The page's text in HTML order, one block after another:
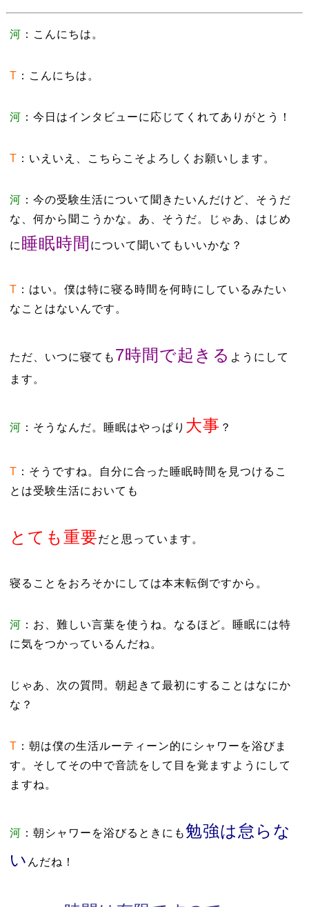
河 ：こんにちは。
T ：こんにちは。
河 ：今日はインタビューに応じてくれてありがとう！
T ：いえいえ、こちらこそよろしくお願いします。
河 ：今の受験生活について聞きたいんだけど、そうだ
な、何から聞こうかな。あ、そうだ。じゃあ、はじめ
に 睡眠時間 について聞いてもいいかな？
T ：はい。僕は特に寝る時間を何時にしているみたい
なことはないんです。
ただ、いつに寝ても 7時間で起きる ようにして
ます。
河 ：そうなんだ。睡眠はやっぱり 大事 ？
T ：そうですね。自分に合った睡眠時間を見つけるこ
とは受験生活においても
とても重要だと思っています。
寝ることをおろそかにしては本末転倒ですから。
河 ：お、難しい言葉を使うね。なるほど。睡眠には特
に気をつかっているんだね。
じゃあ、次の質問。朝起きて最初にすることはなにか
な？
T ：朝は僕の生活ルーティーン的にシャワーを浴びま
す。そしてその中で音読をして目を覚ますようにして
ますね。
河 ：朝シャワーを浴びるときにも勉強は怠らな
い んだね！